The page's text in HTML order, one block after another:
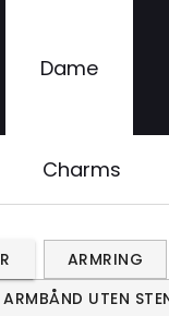
Dame
Charms
ARMRING
ARMBÅND UTEN